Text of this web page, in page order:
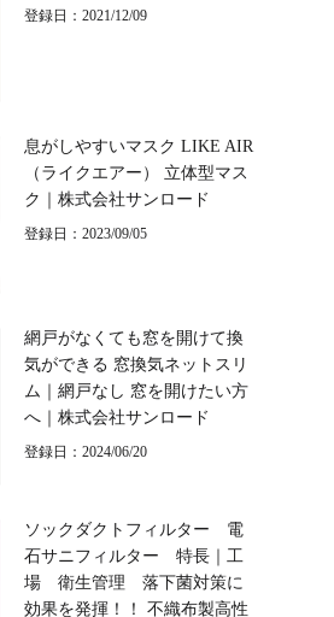
登録日：2021/12/09
息がしやすいマスク LIKE AIR
（ライクエアー） 立体型マス
ク｜株式会社サンロード
登録日：2023/09/05
網戸がなくても窓を開けて換
気ができる 窓換気ネットスリ
ム｜網戸なし 窓を開けたい方
へ｜株式会社サンロード
登録日：2024/06/20
ソックダクトフィルター 電
石サニフィルター 特長｜工
場 衛生管理 落下菌対策に
効果を発揮！！ 不織布製高性